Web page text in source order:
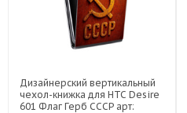
Дизайнерский вертикальный
чехол-книжка для HTC Desire
601 Флаг Герб СССР арт: